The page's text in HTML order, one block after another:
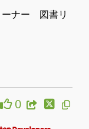
ーナー 図書リ
0